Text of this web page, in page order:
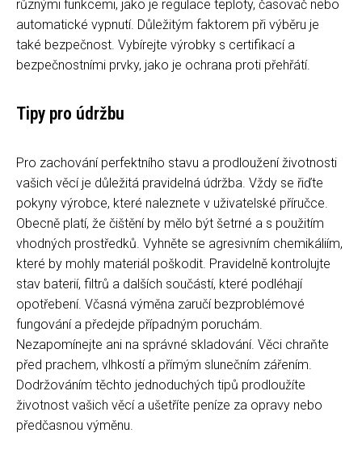
různými funkcemi, jako je regulace teploty, časovač nebo
automatické vypnutí. Důležitým faktorem při výběru je
také bezpečnost. Vybírejte výrobky s certifikací a
bezpečnostními prvky, jako je ochrana proti přehřátí.
Tipy pro údržbu
Pro zachování perfektního stavu a prodloužení životnosti
vašich věcí je důležitá pravidelná údržba. Vždy se řiďte
pokyny výrobce, které naleznete v uživatelské příručce.
Obecně platí, že čištění by mělo být šetrné a s použitím
vhodných prostředků. Vyhněte se agresivním chemikáliím,
které by mohly materiál poškodit. Pravidelně kontrolujte
stav baterií, filtrů a dalších součástí, které podléhají
opotřebení. Včasná výměna zaručí bezproblémové
fungování a předejde případným poruchám.
Nezapomínejte ani na správné skladování. Věci chraňte
před prachem, vlhkostí a přímým slunečním zářením.
Dodržováním těchto jednoduchých tipů prodloužíte
životnost vašich věcí a ušetříte peníze za opravy nebo
předčasnou výměnu.